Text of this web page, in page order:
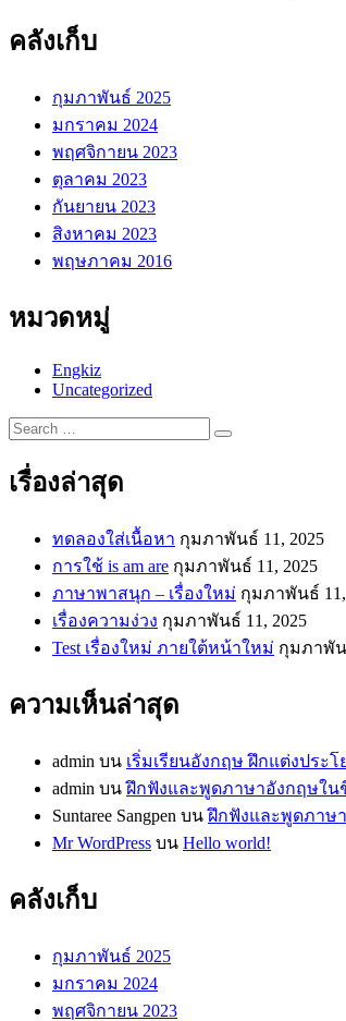
5
|
Ep.072”
คลังเก็บ
กุมภาพันธ์ 2025
มกราคม 2024
พฤศจิกายน 2023
ตุลาคม 2023
กันยายน 2023
สิงหาคม 2023
พฤษภาคม 2016
หมวดหมู่
Engkiz
Uncategorized
Search
…
เรื่องล่าสุด
ทดลองใส่เนื้อหา กุมภาพันธ์ 11, 2025
การใช้ is am are กุมภาพันธ์ 11, 2025
ภาษาพาสนุก – เรื่องใหม่ กุมภาพันธ์ 11,
เรื่องความง่วง กุมภาพันธ์ 11, 2025
Test เรื่องใหม่ ภายใต้หน้าใหม่ กุมภาพัน
ความเห็นล่าสุด
admin บน เริ่มเรียนอังกฤษ ฝึกแต่งประโ
admin บนฝึกฟังและพูดภาษาอังกฤษในชี
Suntaree Sangpen บนฝึกฟังและพูดภาษา
Mr WordPress บน Hello world!
คลังเก็บ
กุมภาพันธ์ 2025
มกราคม 2024
พฤศจิกายน 2023